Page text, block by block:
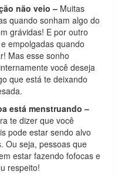
não veio – Muitas
quando sonham algo do
grávidas! E por outro
empolgadas quando
Mas esse sonho
você deseja
que está te deixando
está menstruando –
te dizer que você
pode estar sendo alvo
Ou seja, pessoas que
estar fazendo fofocas e
respeito!